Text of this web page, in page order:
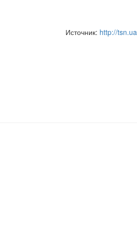
Источник: http://tsn.ua